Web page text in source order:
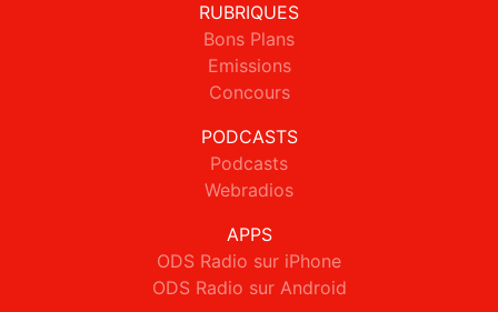
RUBRIQUES
Bons Plans
Emissions
Concours
PODCASTS
Podcasts
Webradios
APPS
ODS Radio sur iPhone
ODS Radio sur Android